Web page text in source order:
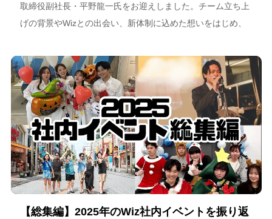
取締役副社長・平野龍一氏をお迎えしました。チーム立ち上
げの背景やWizとの出会い、新体制に込めた想いをはじめ、
海道が描く今後のビジョンについて語っています。
【総集編】2025年のWiz社内イベントを振り返